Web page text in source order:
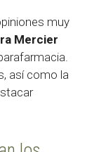
muy
Mercier
así como la